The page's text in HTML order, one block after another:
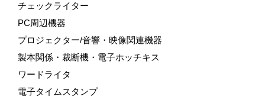
チェックライター
PC周辺機器
プロジェクター/音響・映像関連機器
製本関係・裁断機・電子ホッチキス
ワードライタ
電子タイムスタンプ